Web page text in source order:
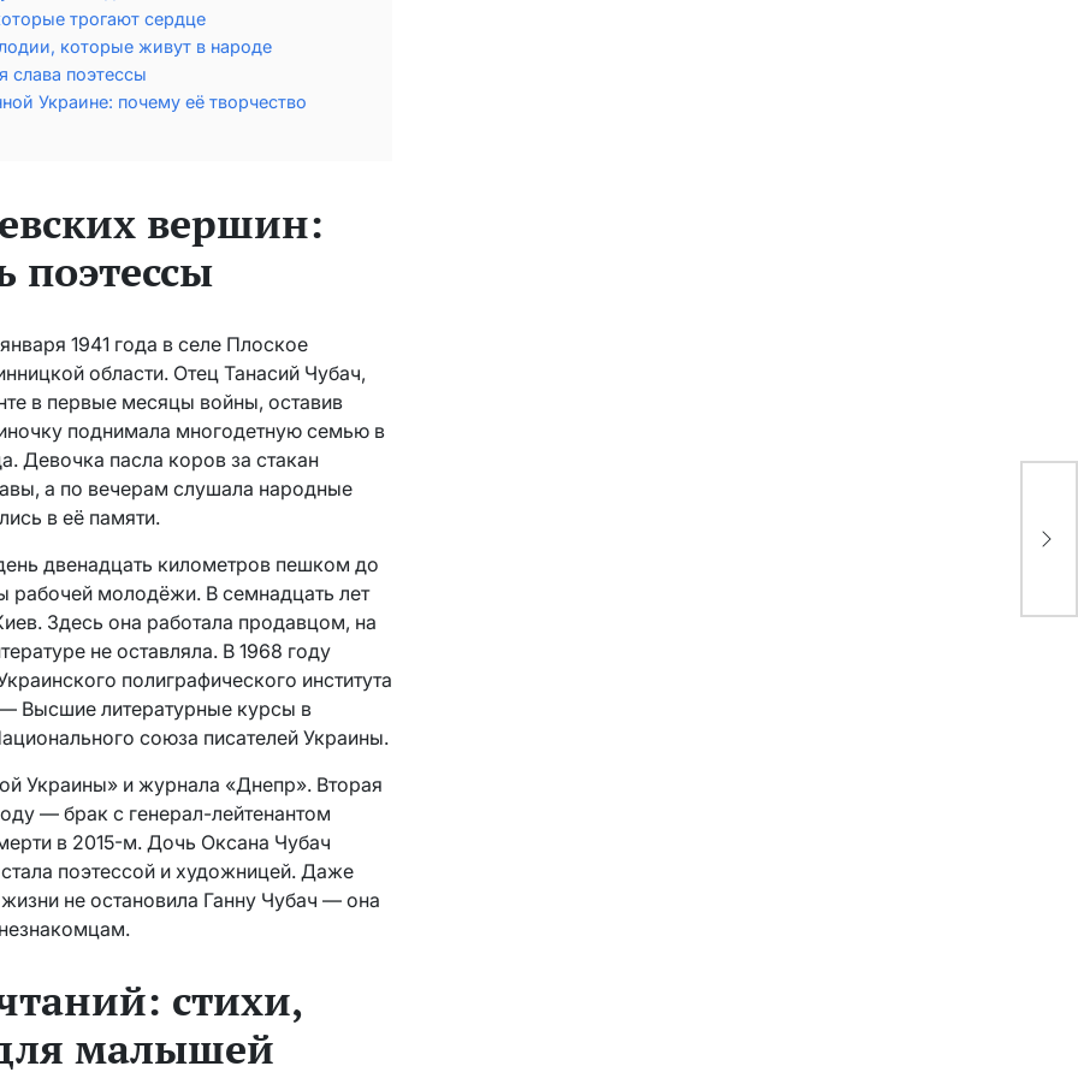
трогают сердце
которые живут в народе
слава поэтессы
Украине: почему её творчество
вершин:
1941 года в селе Плоское
области. Отец Танасий Чубач,
в первые месяцы войны, оставив
поднимала многодетную семью в
Девочка пасла коров за стакан
а по вечерам слушала народные
в её памяти.
двенадцать километров пешком до
молодёжи. В семнадцать лет
Здесь она работала продавцом, на
не оставляла. В 1968 году
полиграфического института
Высшие литературные курсы в
союза писателей Украины.
Украины» и журнала «Днепр». Вторая
— брак с генерал-лейтенантом
в 2015-м. Дочь Оксана Чубач
поэтессой и художницей. Даже
не остановила Ганну Чубач — она
стихи,
малышей